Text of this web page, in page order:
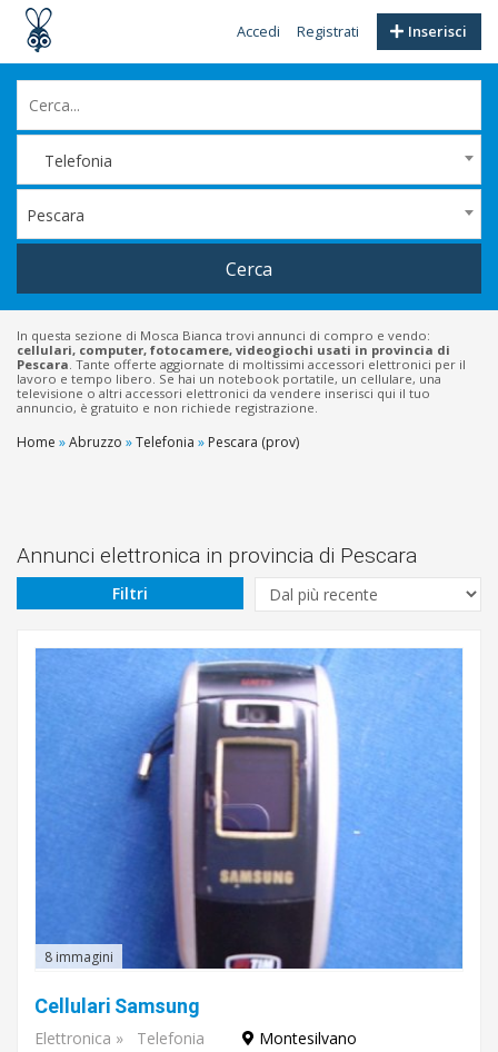
Inserisci
Accedi Registrati
Telefonia
Pescara
Cerca
In questa sezione di Mosca Bianca trovi annunci di compro e vendo:
cellulari, computer, fotocamere, videogiochi usati in provincia di
Pescara. Tante offerte aggiornate di moltissimi accessori elettronici per il
lavoro e tempo libero. Se hai un notebook portatile, un cellulare, una
televisione o altri accessori elettronici da vendere inserisci qui il tuo
annuncio, è gratuito e non richiede registrazione.
€
A
Cerca
Home »Abruzzo »Telefonia » Pescara (prov)
Annunci elettronica in provincia di Pescara
Filtri
8 immagini
Cellulari Samsung
Elettronica » Telefonia
Montesilvano